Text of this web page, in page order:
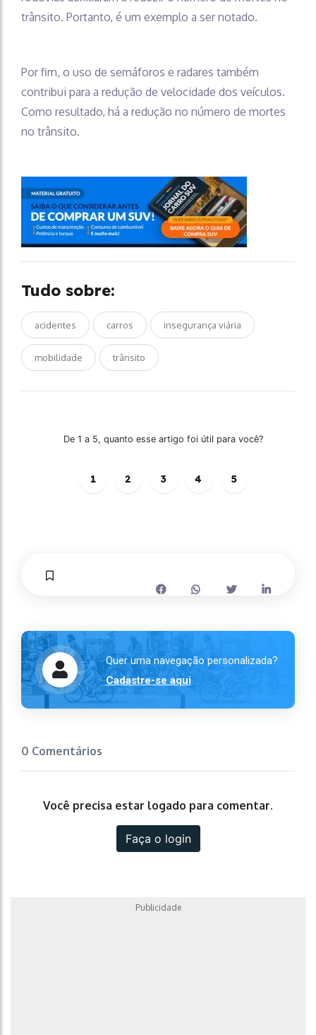
trânsito. Portanto, é um exemplo a ser notado.
Por fim, o uso de semáforos e radares também
contribui para a redução de velocidade dos veículos.
Como resultado, há a redução no número de mortes
no trânsito.
Tudo sobre:
acidentes carros insegurança viária
mobilidade trânsito
De 1 a 5, quanto esse artigo foi útil para você?
1 2 3 4 5
Quer uma navegação personalizada?
Cadastre-se aqui
0 Comentários
Você precisa estar logado para comentar.
Faça o login
Publicidade